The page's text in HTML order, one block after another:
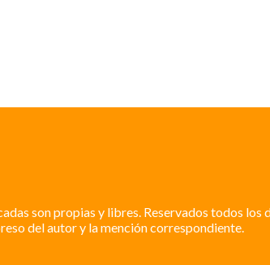
son propias y libres. Reservados todos los
del autor y la mención correspondiente.